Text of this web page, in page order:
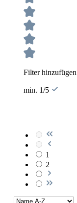
Filter
min. 1/5
1
2